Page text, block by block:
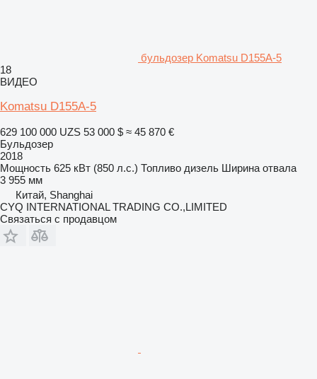
бульдозер Komatsu D155A-5
18
ВИДЕО
Komatsu D155A-5
629 100 000 UZS 53 000 $ ≈ 45 870 €
Бульдозер
2018
Мощность 625 кВт (850 л.с.) Топливо дизель Ширина отвала
3 955 мм
Китай, Shanghai
CYQ INTERNATIONAL TRADING CO.,LIMITED
Связаться с продавцом